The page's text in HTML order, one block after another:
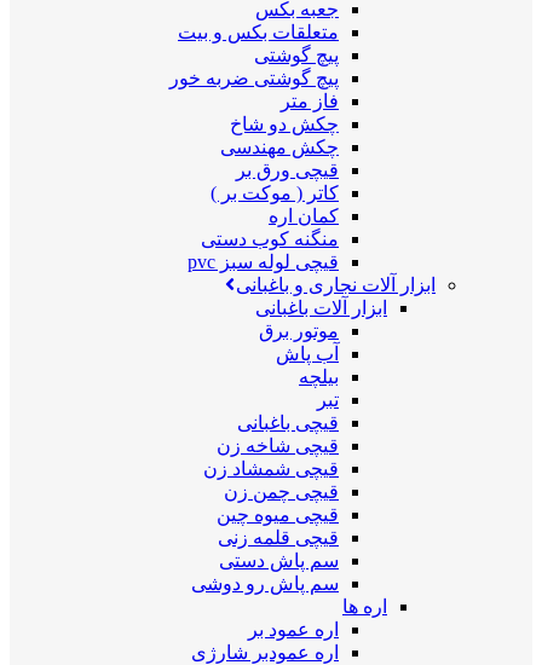
جعبه بکس
متعلقات بکس و بیت
پیچ گوشتی
پیچ گوشتی ضربه خور
فاز متر
چکش دو شاخ
چکش مهندسی
قیچی ورق بر
کاتر ( موکت بر )
کمان اره
منگنه کوب دستی
قیچی لوله سبز pvc
ابزار آلات نجاری و باغبانی
ابزار آلات باغبانی
موتور برق
آب پاش
بیلچه
تبر
قیچی باغبانی
قیچی شاخه زن
قیچی شمشاد زن
قیچی چمن زن
قیچی میوه چین
قیچی قلمه زنی
سم پاش دستی
سم پاش رو دوشی
اره ها
اره عمود بر
اره عمودبر شارژی